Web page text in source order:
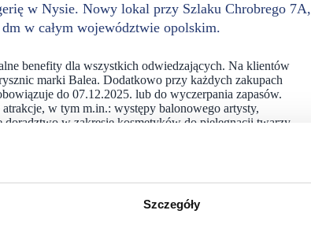
Szczegóły
w Nysie. Nowy lokal przy Szlaku Chrobrego 7A,
w całym województwie opolskim.
benefity dla wszystkich odwiedzających. Na klientów
marki Balea. Dodatkowo przy każdych zakupach
do 07.12.2025. lub do wyczerpania zapasów.
w tym m.in.: występy balonowego artysty,
doradztwo w zakresie kosmetyków do pielęgnacji twarzy
oraz wiele innych niespodzianek.
z wysokimi oczekiwaniami mieszkańców wobec
na wygodę, przejrzystość oferty i dobre ceny. Dlatego
się naturalną częścią tego krajobrazu, miejscem
w której każdy klient może znaleźć coś dla siebie